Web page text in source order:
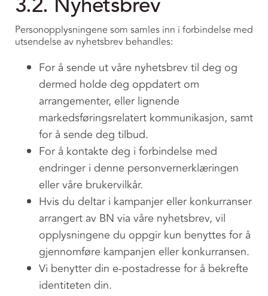
Personopplysningene som samles inn i forbindelse med
utsendelse av nyhetsbrev behandles:
For å sende ut våre nyhetsbrev til deg og
dermed holde deg oppdatert om
arrangementer, eller lignende
markedsføringsrelatert kommunikasjon, samt
for å sende deg tilbud.
For å kontakte deg i forbindelse med
endringer i denne personvernerklæringen
eller våre brukervilkår.
Hvis du deltar i kampanjer eller konkurranser
arrangert av BN via våre nyhetsbrev, vil
opplysningene du oppgir kun benyttes for å
gjennomføre kampanjen eller konkurransen.
Vi benytter din e-postadresse for å bekrefte
identiteten din.